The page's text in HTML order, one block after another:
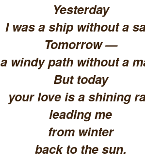
Yesterday
I was a ship without a
Tomorrow —
a windy path without a
But today
your love is a shining
leading me
from winter
back to the sun.